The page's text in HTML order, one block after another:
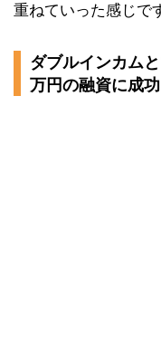
重ねていった感じで
ダブルインカム
万円の融資に成功